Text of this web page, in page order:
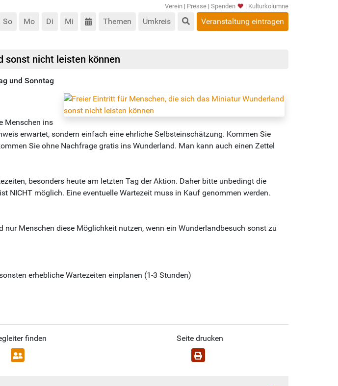
Verein | Presse | Spenden | Kulturkolumne
So Mo Di Mi Themen Umkreis Veranstaltung eintragen
sonst nicht leisten können
und Sonntag
Menschen ins
erwartet, sondern einfach eine ehrliche Selbsteinschätzung. Kommen Sie
Sie ohne Nachfrage gratis ins Wunderland. Man kann auch einen Zettel
besonders heute am letzten Tag der Aktion. Daher bitte unbedingt die
NICHT möglich. Eine eventuelle Wartezeit muss in Kauf genommen werden.
Menschen diese Möglichkeit nutzen, wenn ein Wunderlandbesuch sonst zu
erhebliche Wartezeiten einplanen (1-3 Stunden)
finden Seite drucken